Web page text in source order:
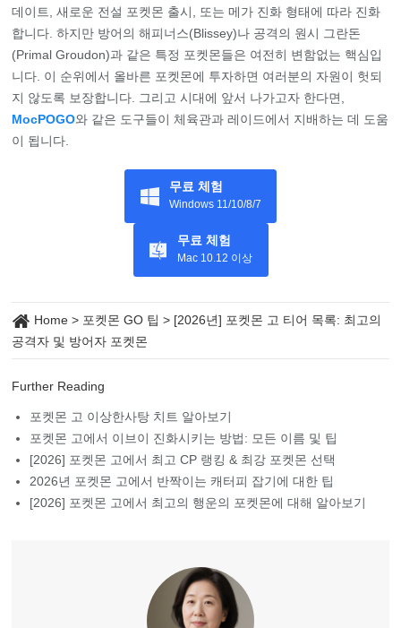
데이트, 새로운 전설 포켓몬 출시, 또는 메가 진화 형태에 따라 진화
합니다. 하지만 방어의 해피너스(Blissey)나 공격의 원시 그란돈
(Primal Groudon)과 같은 특정 포켓몬들은 여전히 변함없는 핵심입
니다. 이 순위에서 올바른 포켓몬에 투자하면 여러분의 자원이 헛되
지 않도록 보장합니다. 그리고 시대에 앞서 나가고자 한다면,
MocPOGO와 같은 도구들이 체육관과 레이드에서 지배하는 데 도움
이 됩니다.
무료 체험
Windows 11/10/8/7
무료 체험
Mac 10.12 이상
Home> 포켓몬 GO 팁 > [2026년] 포켓몬 고 티어 목록: 최고의
공격자 및 방어자 포켓몬
Further Reading
포켓몬 고 이상한사탕 치트 알아보기
포켓몬 고에서 이브이 진화시키는 방법: 모든 이름 및 팁
[2026] 포켓몬 고에서 최고 CP 랭킹 & 최강 포켓몬 선택
2026년 포켓몬 고에서 반짝이는 캐터피 잡기에 대한 팁
[2026] 포켓몬 고에서 최고의 행운의 포켓몬에 대해 알아보기